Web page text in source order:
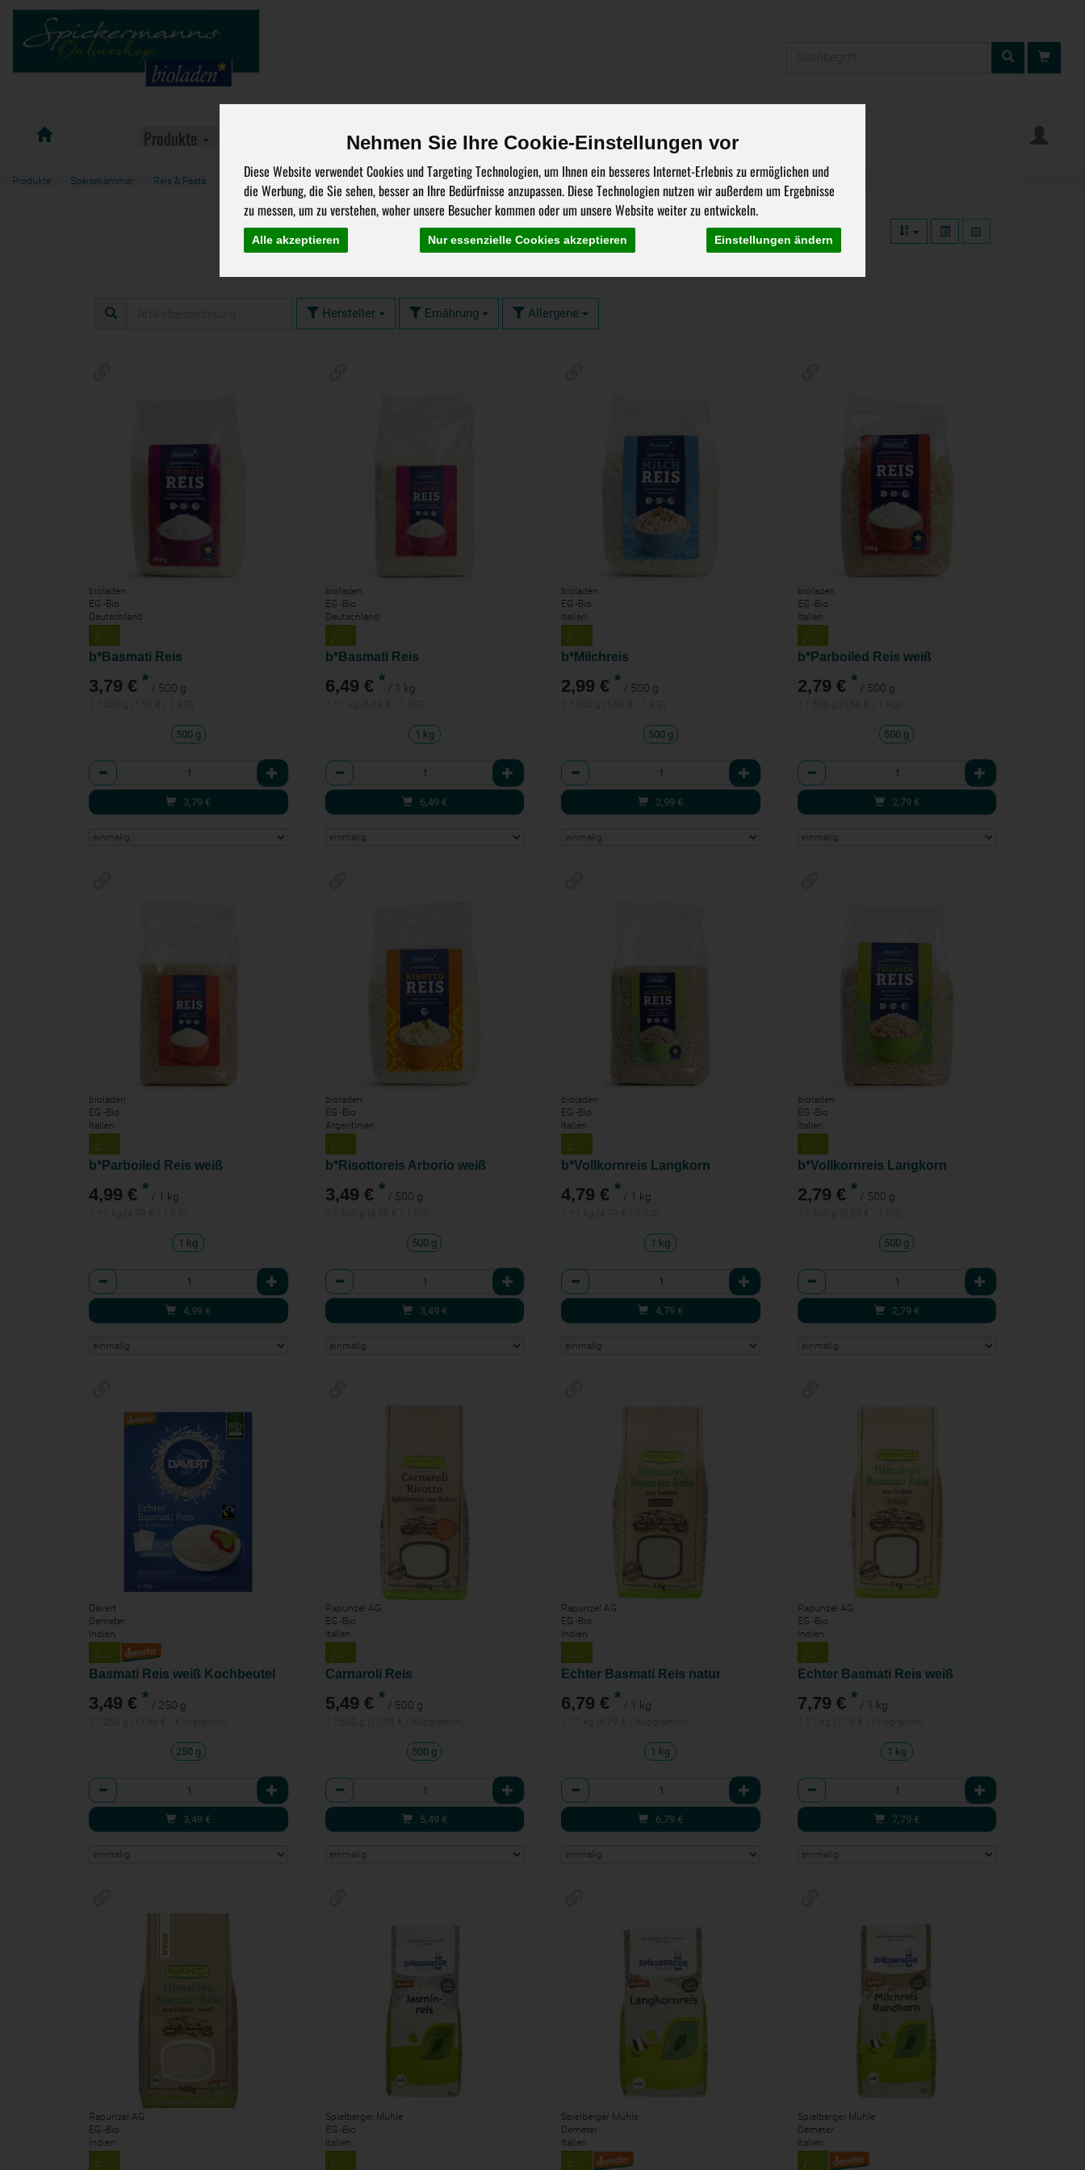
Nehmen Sie Ihre Cookie-Einstellungen vor
Diese Website verwendet Cookies und Targeting Technologien, um Ihnen ein besseres Internet-Erlebnis zu ermöglichen und
die Werbung, die Sie sehen, besser an Ihre Bedürfnisse anzupassen. Diese Technologien nutzen wir außerdem um Ergebnisse
zu messen, um zu verstehen, woher unsere Besucher kommen oder um unsere Website weiter zu entwickeln.
Alle akzeptieren Nur essenzielle Cookies akzeptieren Einstellungen ändern
SpickermannsProdukte Aktuelle Angebote Über uns Stellenangebote Bestellung Lieferung
Produkte Speisekammer Reis & Pasta
Reis 23 von 4797
Hersteller Ernährung Allergene
bioladen
EG -Bio
Deutschland
b*Basmati Reis
3,79 € * / 500 g
500 g
Anzahl
3,79 €
bioladen
EG -Bio
Deutschland
b*Basmati Reis
6,49 € * / 1 kg
1 kg
Anzahl
6,49 €
bioladen
EG -Bio
Italien
b*Milchreis
2,99 € * / 500 g
500 g
Anzahl
2,99 €
bioladen
EG -Bio
Italien
b*Parboiled Reis weiß
2,79 € * / 500 g
500 g
Anzahl
2,79 €
bioladen
EG -Bio
Italien
b*Parboiled Reis weiß
4,99 € * / 1 kg
1 kg
Anzahl
4,99 €
bioladen
EG -Bio
Argentinien
b*Risottoreis Arborio weiß
3,49 € * / 500 g
500 g
Anzahl
3,49 €
bioladen
EG -Bio
Italien
b*Vollkornreis Langkorn
4,79 € * / 1 kg
1 kg
Anzahl
4,79 €
bioladen
EG -Bio
Italien
b*Vollkornreis Langkorn
2,79 € * / 500 g
500 g
Anzahl
2,79 €
Davert
Demeter
Indien
Basmati Reis weiß Kochbeutel
3,49 € * / 250 g
250 g
Anzahl
3,49 €
Rapunzel AG
EG -Bio
Italien
Carnaroli Reis
5,49 € * / 500 g
500 g
Anzahl
5,49 €
Rapunzel AG
EG -Bio
Indien
Echter Basmati Reis natur
6,79 € * / 1 kg
1 kg
Anzahl
6,79 €
Rapunzel AG
EG -Bio
Indien
Echter Basmati Reis weiß
7,79 € * / 1 kg
1 kg
Anzahl
7,79 €
Rapunzel AG
EG -Bio
Indien
Spielberger Mühle
EG -Bio
Italien
Spielberger Mühle
Demeter
Italien
Spielberger Mühle
Demeter
Italien